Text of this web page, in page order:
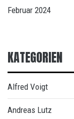
Februar 2024
KATEGORIEN
Alfred Voigt
Andreas Lutz